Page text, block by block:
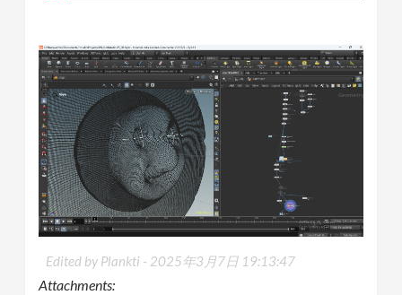
Edited by Plankti - 2025年3月7日 19:13:47
Attachments: